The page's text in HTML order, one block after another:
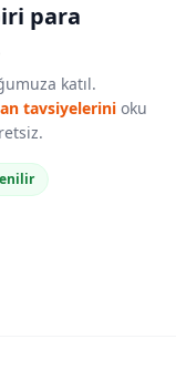
para
katıl.
tavsiyelerini oku